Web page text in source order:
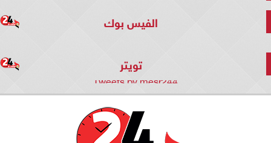
الفيس بوك
تويتر
Tweets by mesr244